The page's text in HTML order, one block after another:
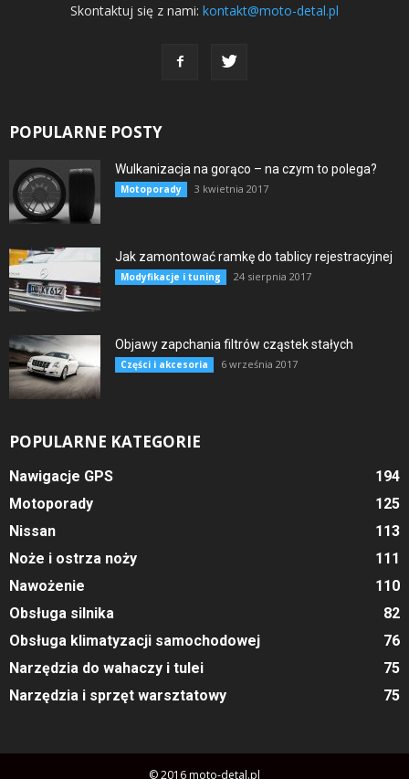
Skontaktuj się z nami: kontakt@moto-detal.pl
POPULARNE POSTY
Wulkanizacja na gorąco – na czym to polega?
Motoporady 3 kwietnia 2017
Jak zamontować ramkę do tablicy rejestracyjnej
Modyfikacje i tuning 24 sierpnia 2017
Objawy zapchania filtrów cząstek stałych
Części i akcesoria 6 września 2017
POPULARNE KATEGORIE
Nawigacje GPS
194
Motoporady
125
Nissan
113
Noże i ostrza noży
111
Nawożenie
110
Obsługa silnika
82
Obsługa klimatyzacji samochodowej
76
Narzędzia do wahaczy i tulei
75
Narzędzia i sprzęt warsztatowy
75
© 2016 moto-detal.pl